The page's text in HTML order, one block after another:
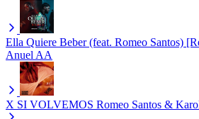
Ella Quiere Beber (feat. Romeo Santos)
Anuel AA
X SI VOLVEMOS Romeo Santos &